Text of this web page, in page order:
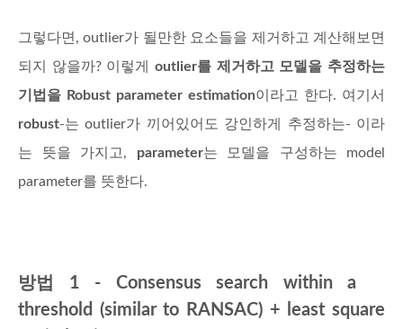
그렇다면, outlier가 될만한 요소들을 제거하고 계산해보면
되지 않을까? 이렇게 outlier를 제거하고 모델을 추정하는
기법을 Robust parameter estimation이라고 한다. 여기서
robust-는 outlier가 끼어있어도 강인하게 추정하는- 이라
는 뜻을 가지고, parameter는 모델을 구성하는 model
parameter를 뜻한다.
방법 1 - Consensus search within a
threshold (similar to RANSAC) + least square